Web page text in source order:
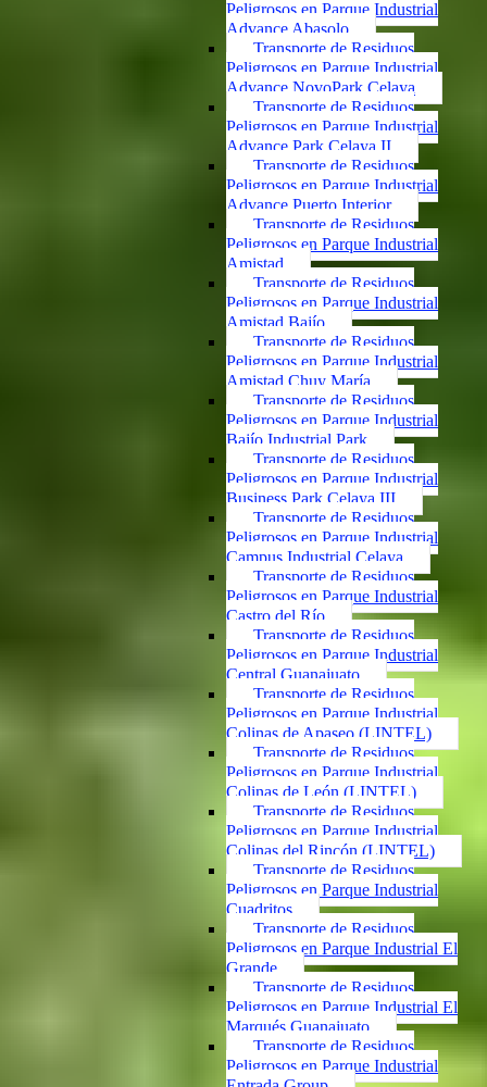
Peligrosos en Parque Industrial
Advance Abasolo
Transporte de Residuos
Peligrosos en Parque Industrial
Advance NovoPark Celaya
Transporte de Residuos
Peligrosos en Parque Industrial
Advance Park Celaya II
Transporte de Residuos
Peligrosos en Parque Industrial
Advance Puerto Interior
Transporte de Residuos
Peligrosos en Parque Industrial
Amistad
Transporte de Residuos
Peligrosos en Parque Industrial
Amistad Bajío
Transporte de Residuos
Peligrosos en Parque Industrial
Amistad Chuy María
Transporte de Residuos
Peligrosos en Parque Industrial
Bajío Industrial Park
Transporte de Residuos
Peligrosos en Parque Industrial
Business Park Celaya III
Transporte de Residuos
Peligrosos en Parque Industrial
Campus Industrial Celaya
Transporte de Residuos
Peligrosos en Parque Industrial
Castro del Río
Transporte de Residuos
Peligrosos en Parque Industrial
Central Guanajuato
Transporte de Residuos
Peligrosos en Parque Industrial
Colinas de Apaseo (LINTEL)
Transporte de Residuos
Peligrosos en Parque Industrial
Colinas de León (LINTEL)
Transporte de Residuos
Peligrosos en Parque Industrial
Colinas del Rincón (LINTEL)
Transporte de Residuos
Peligrosos en Parque Industrial
Cuadritos
Transporte de Residuos
Peligrosos en Parque Industrial El
Grande
Transporte de Residuos
Peligrosos en Parque Industrial El
Marqués Guanajuato
Transporte de Residuos
Peligrosos en Parque Industrial